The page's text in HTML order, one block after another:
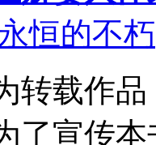
恒的不朽
转载作
了宣传